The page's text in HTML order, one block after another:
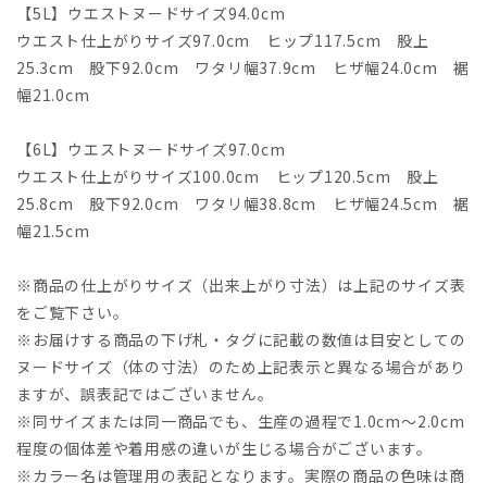
【5L】ウエストヌードサイズ94.0cm
ウエスト仕上がりサイズ97.0cm ヒップ117.5cm 股上
25.3cm 股下92.0cm ワタリ幅37.9cm ヒザ幅24.0cm 裾
幅21.0cm
【6L】ウエストヌードサイズ97.0cm
ウエスト仕上がりサイズ100.0cm ヒップ120.5cm 股上
25.8cm 股下92.0cm ワタリ幅38.8cm ヒザ幅24.5cm 裾
幅21.5cm
※商品の仕上がりサイズ（出来上がり寸法）は上記のサイズ表
をご覧下さい。
※お届けする商品の下げ札・タグに記載の数値は目安としての
ヌードサイズ（体の寸法）のため上記表示と異なる場合があり
ますが、誤表記ではございません。
※同サイズまたは同一商品でも、生産の過程で1.0cm～2.0cm
程度の個体差や着用感の違いが生じる場合がございます。
※カラー名は管理用の表記となります。実際の商品の色味は商